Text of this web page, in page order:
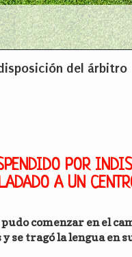
del árbitro
POR
A UN
comenzar en el
se tragó la lengua en